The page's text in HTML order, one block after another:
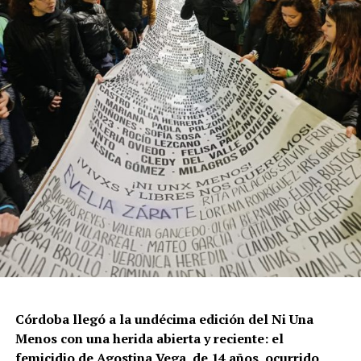
Por Francisco Pandolfi
Córdoba llegó a la undécima edición del Ni Una
Menos con una herida abierta y reciente: el